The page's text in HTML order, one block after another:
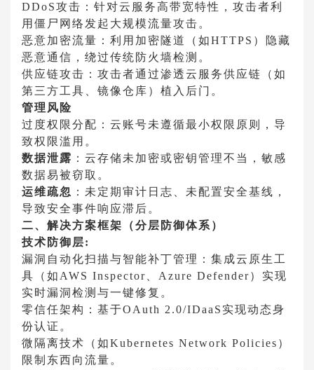
DDoS攻击 ：针对云服务高带宽特性，攻击者利
用僵尸网络发起大规模流量攻击。
恶意加密流量 ：利用加密隧道（如HTTPS）隐藏
恶意通信，绕过传统防火墙检测。
供应链攻击 ：攻击者通过渗透云服务供应链（如
第三方工具、镜像仓库）植入后门。
管理风险
过度权限分配 ：云账号未遵循最小权限原则，导
致权限滥用。
数据泄露 ：云存储未加密或密钥管理不当，敏感
数据易被窃取。
运维疏忽 ：未定期审计日志、未配置安全基线，
导致安全事件响应滞后。
二、解决方案框架（分层防御体系）
技术防御层:
漏洞自动化扫描与智能补丁管理 ：集成云原生工
具（如AWS Inspector、Azure Defender）实现
实时漏洞检测与一键修复。
零信任架构：基于OAuth 2.0/IDaaS实现动态身
份认证。
微隔离技术（如Kubernetes Network Policies）
限制东西向流量。